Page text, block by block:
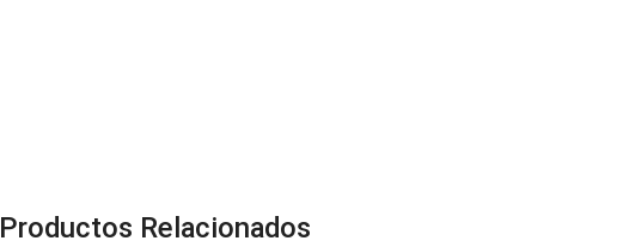
Productos Relacionados